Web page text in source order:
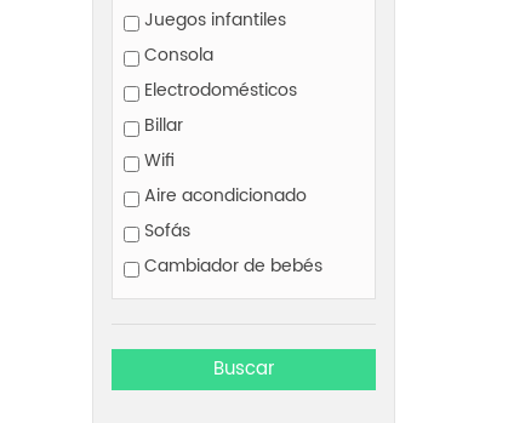
Juegos infantiles
Consola
Electrodomésticos
Billar
Wifi
Aire acondicionado
Sofás
Cambiador de bebés